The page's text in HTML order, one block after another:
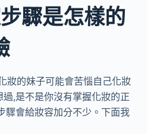
驟是怎樣的
妝的妹子可能會苦惱自己化妝
,是不是你沒有掌握化妝的正
驟會給妝容加分不少。下面我